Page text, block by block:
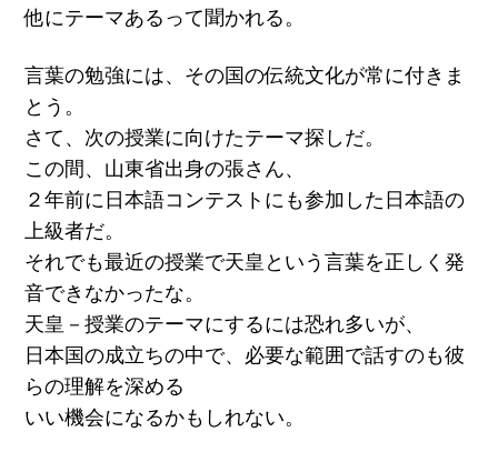
他にテーマあるって聞かれる。
言葉の勉強には、その国の伝統文化が常に付きま
とう。
さて、次の授業に向けたテーマ探しだ。
この間、山東省出身の張さん、
２年前に日本語コンテストにも参加した日本語の
上級者だ。
それでも最近の授業で天皇という言葉を正しく発
音できなかったな。
天皇－授業のテーマにするには恐れ多いが、
日本国の成立ちの中で、必要な範囲で話すのも彼
らの理解を深める
いい機会になるかもしれない。